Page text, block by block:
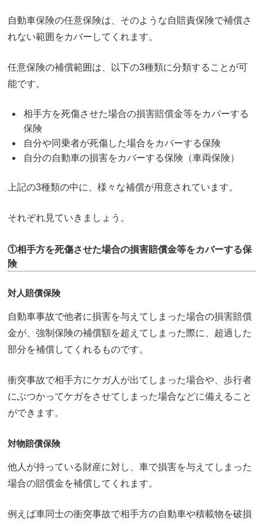
自動車保険の任意保険は、そのような自賠責保険で補償さ
れない範囲をカバーしてくれます。
任意保険の補償範囲は、以下の3種類に分類することが可
能です。
相手方を死傷させた場合の損害賠償金等をカバーする
保険
自分や同乗者が死傷した場合をカバーする保険
自分の自動車の損害をカバーする保険（車両保険）
上記の3種類の中に、様々な補償が用意されています。
それぞれ見ていきましょう。
①相手方を死傷させた場合の損害賠償金等をカバーする保
険
対人賠償保険
自動車事故で他者に損害を与えてしまった場合の損害賠償
金が、強制保険の補償額を超えてしまった際に、超過した
部分を補償してくれるものです。
衝突事故で相手方にケガ人が出てしまった場合や、歩行者
にぶつかってケガをさせてしまった場合などに備えること
ができます。
対物賠償保険
他人が持っている財産に対し、車で損害を与えてしまった
場合の賠償金を補償してくれます。
例えば車同士の衝突事故で相手方の自動車や積載物を破損